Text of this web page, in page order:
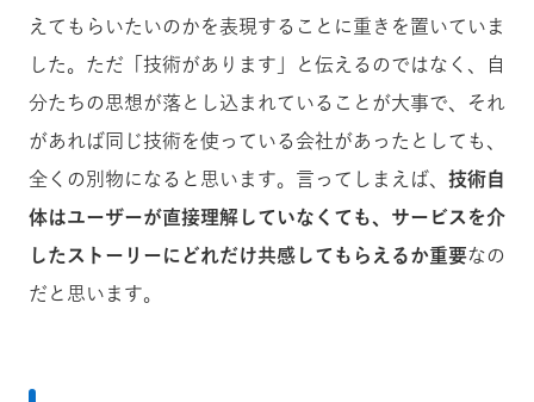
えてもらいたいのかを表現することに重きを置いていま
した。ただ「技術があります」と伝えるのではなく、自
分たちの思想が落とし込まれていることが大事で、それ
があれば同じ技術を使っている会社があったとしても、
全くの別物になると思います。言ってしまえば、 技術自
体はユーザーが直接理解していなくても、サービスを介
したストーリーにどれだけ共感してもらえるか重要なの
だと思います。